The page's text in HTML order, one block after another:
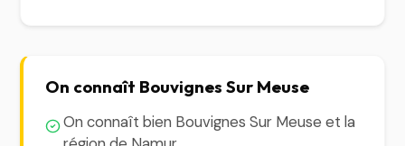
On connaît Bouvignes Sur Meuse
On connaît bien Bouvignes Sur Meuse et la